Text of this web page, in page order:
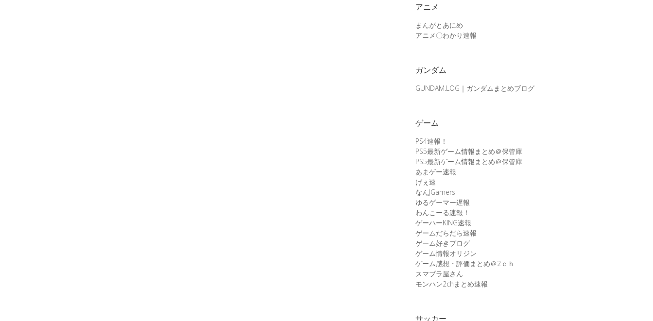
アニメ
まんがとあにめ
アニメ〇わかり速報
ガンダム
GUNDAM.LOG｜ガンダムまとめブログ
ゲーム
PS4速報！
PS5最新ゲーム情報まとめ＠保管庫
PS5最新ゲーム情報まとめ＠保管庫
あまゲー速報
げぇ速
なんJGamers
ゆるゲーマー遅報
わんこーる速報！
ゲーハーKING速報
ゲームだらだら速報
ゲーム好きブログ
ゲーム情報オリジン
ゲーム感想・評価まとめ＠2ｃｈ
スマブラ屋さん
モンハン2chまとめ速報
サッカー